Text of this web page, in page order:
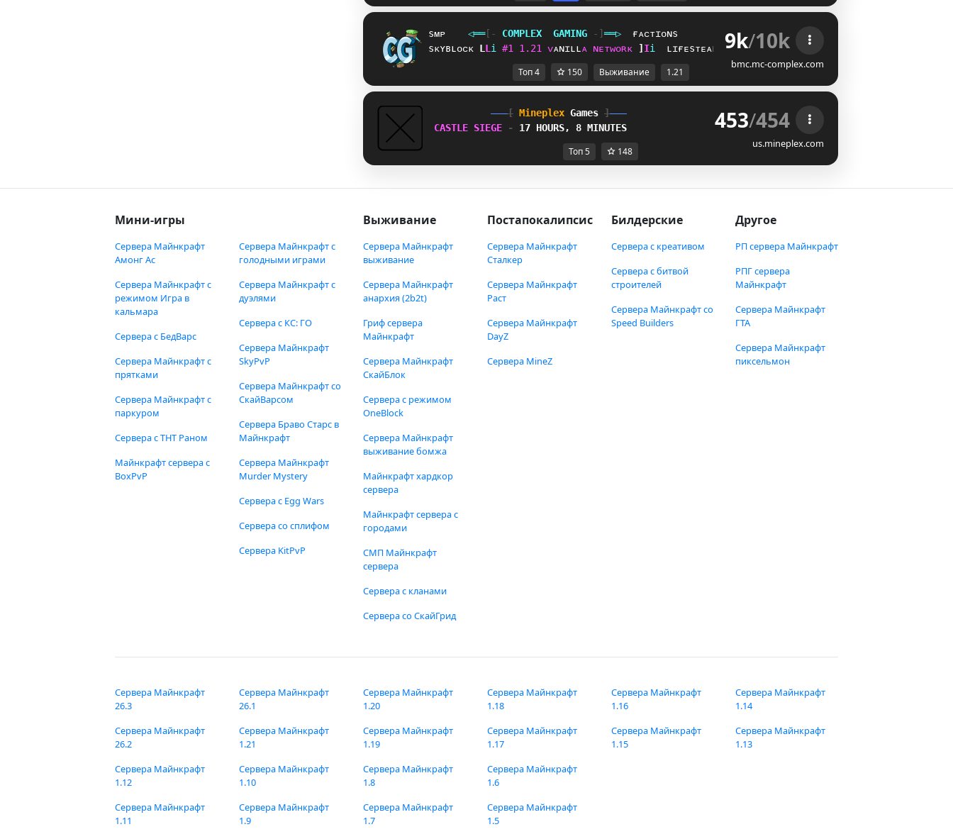
sᴍᴘ ◁══[‐ COMPL EX GAMING ‐]══▷
ғᴀᴄᴛɪᴏɴs
sᴋʏʙʟᴏᴄᴋ E T i #1 1 . 21 ᴠᴀɴɪʟʟᴀ ɴᴇᴛᴡᴏʀᴋ _ _i ʟɪғᴇsᴛᴇᴀʟ 9k/10k
bmc.mc-complex.com
Топ 4 150 Выживание 1.21
[ Mineplex Games ]
CASTLE SIEGE
- 17 HOURS, 8 MINUTES 453/454
us.mineplex.com
Топ 5 148
Мини-игры
Сервера Майнкрафт
Амонг Ас
Сервера Майнкрафт с
режимом Игра в
кальмара
Сервера с БедВарс
Сервера Майнкрафт с
прятками
Сервера Майнкрафт с
паркуром
Сервера с ТНТ Раном
Майнкрафт сервера с
BoxPvP
Сервера Майнкрафт с
голодными играми
Сервера Майнкрафт с
дуэлями
Сервера с КС: ГО
Сервера Майнкрафт
SkyPvP
Сервера Майнкрафт со
СкайВарсом
Сервера Браво Старс в
Майнкрафт
Сервера Майнкрафт
Murder Mystery
Сервера с Egg Wars
Сервера со сплифом
Сервера KitPvP
Выживание
Сервера Майнкрафт
выживание
Сервера Майнкрафт
анархия (2b2t)
Гриф сервера
Майнкрафт
Сервера Майнкрафт
СкайБлок
Сервера с режимом
OneBlock
Сервера Майнкрафт
выживание бомжа
Майнкрафт хардкор
сервера
Майнкрафт сервера с
городами
СМП Майнкрафт
сервера
Сервера с кланами
Сервера со СкайГрид
Постапокалипсис
Сервера Майнкрафт
Сталкер
Сервера Майнкрафт
Раст
Сервера Майнкрафт
DayZ
Сервера MineZ
Билдерские
Сервера с креативом
Сервера с битвой
строителей
Сервера Майнкрафт со
Speed Builders
Другое
РП сервера Майнкрафт
РПГ сервера
Майнкрафт
Сервера Майнкрафт
ГТА
Сервера Майнкрафт
пиксельмон
Сервера Майнкрафт
26.3
Сервера Майнкрафт
26.2
Сервера Майнкрафт
26.1
Сервера Майнкрафт
1.21
Сервера Майнкрафт
1.20
Сервера Майнкрафт
1.19
Сервера Майнкрафт
1.18
Сервера Майнкрафт
1.17
Сервера Майнкрафт
1.16
Сервера Майнкрафт
1.15
Сервера Майнкрафт
1.14
Сервера Майнкрафт
1.13
Сервера Майнкрафт
1.12
Сервера Майнкрафт
1.11
Сервера Майнкрафт
1.10
Сервера Майнкрафт
1.9
Сервера Майнкрафт
1.8
Сервера Майнкрафт
1.7
Сервера Майнкрафт
1.6
Сервера Майнкрафт
1.5